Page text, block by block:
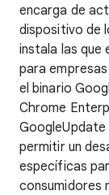
encarga de
dispositivo de
instala las que
para
el binario
Chrome
permitir un
específicas
consumidores